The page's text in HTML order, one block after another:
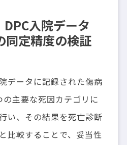
入院データ
同定精度の検証
データに記録された傷病
主要な死因カテゴリに
い、その結果を死亡診断
比較することで、妥当性